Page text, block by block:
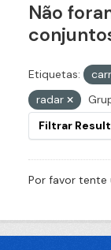
Não
Etiquetas:
radar
Filtrar
Por favor tente